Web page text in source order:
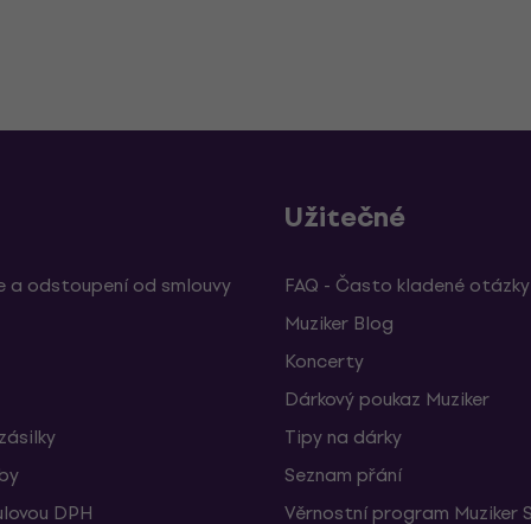
a odstoupení od smlouvy
DPH
Užitečné
FAQ - Často kladené otázky
Muziker Blog
Koncerty
Dárkový poukaz Muziker
Tipy na dárky
Seznam přání
Věrnostní program Muziker